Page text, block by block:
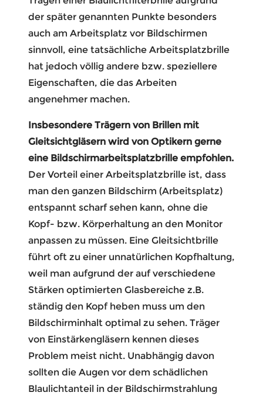
der später genannten Punkte besonders
auch am Arbeitsplatz vor Bildschirmen
sinnvoll, eine tatsächliche Arbeitsplatzbrille
hat jedoch völlig andere bzw. speziellere
Eigenschaften, die das Arbeiten
angenehmer machen.
Insbesondere Trägern von Brillen mit
Gleitsichtgläsern wird von Optikern gerne
eine Bildschirmarbeitsplatzbrille empfohlen.
Der Vorteil einer Arbeitsplatzbrille ist, dass
man den ganzen Bildschirm (Arbeitsplatz)
entspannt scharf sehen kann, ohne die
Kopf- bzw. Körperhaltung an den Monitor
anpassen zu müssen. Eine Gleitsichtbrille
führt oft zu einer unnatürlichen Kopfhaltung,
weil man aufgrund der auf verschiedene
Stärken optimierten Glasbereiche z.B.
ständig den Kopf heben muss um den
Bildschirminhalt optimal zu sehen. Träger
von Einstärkengläsern kennen dieses
Problem meist nicht. Unabhängig davon
sollten die Augen vor dem schädlichen
Blaulichtanteil in der Bildschirmstrahlung